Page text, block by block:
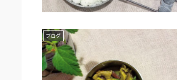
ブログ